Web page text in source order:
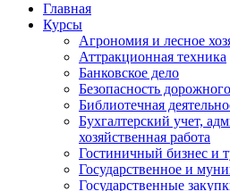
Главная
Курсы
Агрономия и лесное
Аттракционная техника
Банковское дело
Безопасность
Библиотечная
Бухгалтерский учет,
хозяйственная работа
Гостиничный бизнес и
Государственное и
Государственные